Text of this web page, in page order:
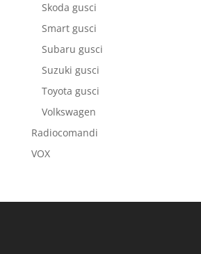
Skoda gusci
Smart gusci
Subaru gusci
Suzuki gusci
Toyota gusci
Volkswagen
Radiocomandi
VOX